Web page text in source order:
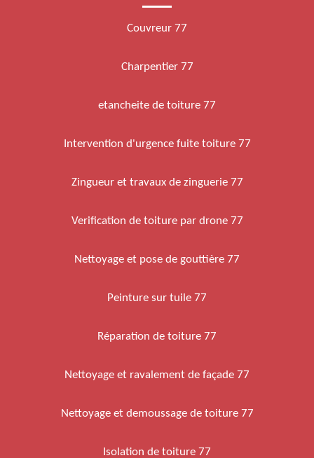
Couvreur 77
Charpentier 77
etancheite de toiture 77
Intervention d'urgence fuite toiture 77
Zingueur et travaux de zinguerie 77
Verification de toiture par drone 77
Nettoyage et pose de gouttière 77
Peinture sur tuile 77
Réparation de toiture 77
Nettoyage et ravalement de façade 77
Nettoyage et demoussage de toiture 77
Isolation de toiture 77